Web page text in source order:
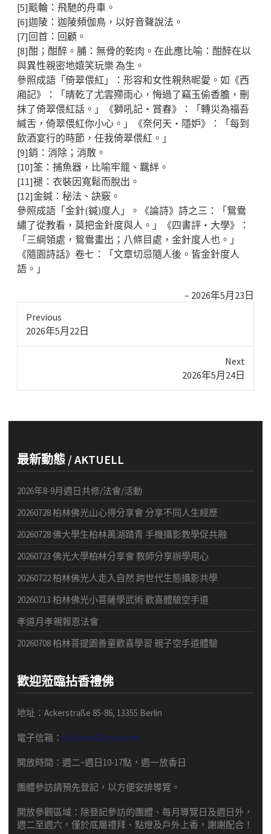
[5]颷輪：飛馳的舟車。
[6]迦陵：迦陵頻伽鳥，以好音聲說法。
[7]回首：回顧。
[8]酣；酣醉。脯：無骨的乾肉。在此應比喻：酣醉在以
與異性親密地嬉笑玩樂 為生。
參照成語「倚翠偎紅」：形容和女性親熱昵愛。如《西
廂記》：「晴乾了尤雲殢雨心，悔過了竊玉偷香膽，刪
抹了倚翠偎紅話。」《獅吼記‧賞春》：「轉災為福吾
緘舌，倚翠偎紅你小心。」《奈何天‧隱妒》：「每到
飲酒宴行的時節，任我倚翠偎紅。」
[9]銷：消除；消散。
[10]筌：捕魚器，比喻牢籠、羈絆。
[11]褪：衣裝因寬鬆而脫出。
[12]金鍼：秘法、訣竅。
參照成語「金針(鍼)度人」。《論詩》詩之三：「鴛鴦
繡了從教看，莫把金針度與人。」《四書評‧大學》：
「三綱領處，鴛鴦畫出；八條目處，金針度人也。」
《隨園詩話》卷七：「文章切忌隨人後。皆金針度人
語。」
2026年5月23日
Previous
Previous
2026年5月22日
Next
2026年5月24日
最新動態 / AKTUELL
2026年8-9月週日共修/法會/活動
20260728 柏林佛光山心得分享會 分享不同人生經歷
20260728 佛大學生柏林萬湖踏青 手機攝影教學促共融
20260723 佛光大學柏林分享會 教師分享辦學用心
20260722 柏林佛光人走入自然 跨世代生態攝影共學
20260713 柏林佛光小菩薩學武術 歡喜體驗空手道
孝道月孝親報恩法會
20260708 柏林菩提園善童歡喜學習 親子空手道體驗
歡迎蒞臨拈香禮佛
地址：Ackerstraße 85-86, 13355 Berlin
電子信箱： fgsberlin@gmail.com
開放時間 ： 週二~週日 10-17點， 週一放香日
團體參訪請預先登記，以方便安排導覽 。
開放參觀區域： 除登記參訪的團體、每月導覽日及週日外，
週二至週六，僅於底層禮拜、點燈及戶外上香，謝謝配合！